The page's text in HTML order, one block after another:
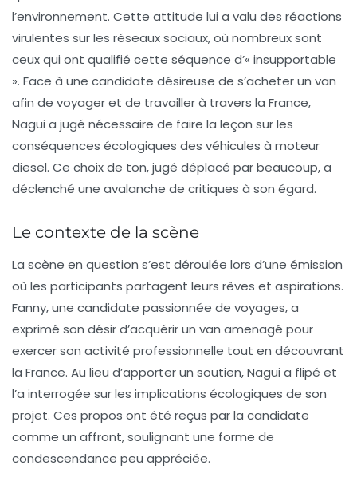
l’environnement. Cette attitude lui a valu des réactions
virulentes sur les réseaux sociaux, où nombreux sont
ceux qui ont qualifié cette séquence d’« insupportable
». Face à une candidate désireuse de s’acheter un van
afin de voyager et de travailler à travers la France,
Nagui a jugé nécessaire de faire la leçon sur les
conséquences écologiques des véhicules à moteur
diesel. Ce choix de ton, jugé déplacé par beaucoup, a
déclenché une avalanche de critiques à son égard.
Le contexte de la scène
La scène en question s’est déroulée lors d’une émission
où les participants partagent leurs rêves et aspirations.
Fanny, une candidate passionnée de voyages, a
exprimé son désir d’acquérir un van amenagé pour
exercer son activité professionnelle tout en découvrant
la France. Au lieu d’apporter un soutien, Nagui a flipé et
l’a interrogée sur les implications écologiques de son
projet. Ces propos ont été reçus par la candidate
comme un affront, soulignant une forme de
condescendance peu appréciée.